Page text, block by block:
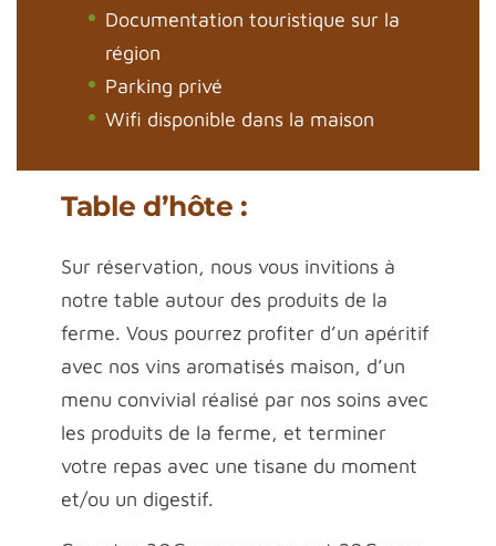
Documentation touristique sur la
région
Parking privé
Wifi disponible dans la maison
Table d’hôte :
Sur réservation, nous vous invitions à
notre table autour des produits de la
ferme. Vous pourrez profiter d’un apéritif
avec nos vins aromatisés maison, d’un
menu convivial réalisé par nos soins avec
les produits de la ferme, et terminer
votre repas avec une tisane du moment
et/ou un digestif.